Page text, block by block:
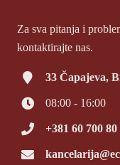
Za sva pitanja i
kontaktirajte nas.
33 Čapajeva,
08:00 - 16:00
+381 60 700 80